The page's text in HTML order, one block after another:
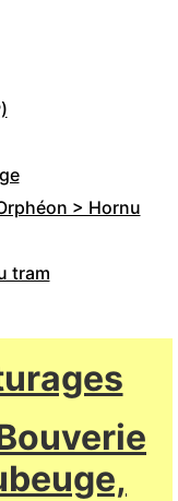
> Hornu
tram